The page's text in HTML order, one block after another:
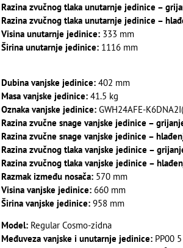
Razina zvučnog tlaka unutarnje jedinice –
Razina zvučnog tlaka unutarnje jedinice –
Visina unutarnje jedinice:333 mm
Širina unutarnje jedinice:1116 mm
Dubina vanjske jedinice:402 mm
Masa vanjske jedinice:41.5 kg
Oznaka vanjske jedinice:GWH24AFE-
Razina zvučne snage vanjske jedinice –
Razina zvučne snage vanjske jedinice –
Razina zvučnog tlaka vanjske jedinice –
Razina zvučnog tlaka vanjske jedinice –
Razmak između nosača:570 mm
Visina vanjske jedinice:660 mm
Širina vanjske jedinice:958 mm
Model:Regular Cosmo-zidna
Međuveza vanjske i unutarnje jedinice:PP00